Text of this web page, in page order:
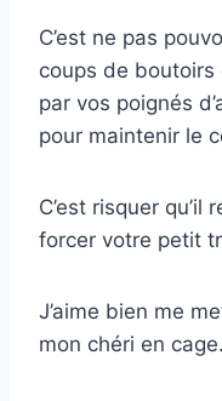
C’est ne pas
coups de
par vos poignés
pour maintenir le
C’est risquer
forcer votre petit
J’aime bien me
mon chéri en cage.